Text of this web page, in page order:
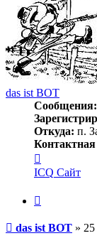
das ist BOT
Сообщения:
Откуда: п.
информация
ist
ICQ Сайт
Сообщение
das ist BOT »